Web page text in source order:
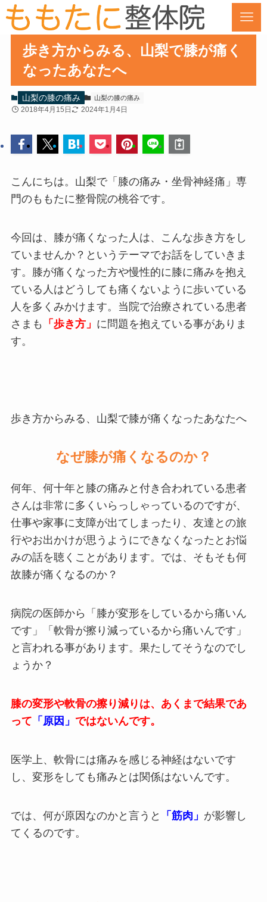
歩き方からみる、山梨で膝が痛く
なったあなたへ
山梨の膝の痛み 山梨の膝の痛み
2018年4月15日 2024年1月4日
こんにちは。山梨で「膝の痛み・坐骨神経痛」専
門のももたに整骨院の桃谷です。
今回は、膝が痛くなった人は、こんな歩き方をし
ていませんか？というテーマでお話をしていきま
す。膝が痛くなった方や慢性的に膝に痛みを抱え
ている人はどうしても痛くないように歩いている
人を多くみかけます。当院で治療されている患者
さまも
「歩き方」 に問題を抱えている事がありま
す。
歩き方からみる、山梨で膝が痛くなったあなたへ
なぜ膝が痛くなるのか？
何年、何十年と膝の痛みと付き合われている患者
さんは非常に多くいらっしゃっているのですが、
仕事や家事に支障が出てしまったり、友達との旅
行やお出かけが思うようにできなくなったとお悩
みの話を聴くことがあります。では、そもそも何
故膝が痛くなるのか？
病院の医師から「膝が変形をしているから痛いん
です」「軟骨が擦り減っているから痛いんです」
と言われる事があります。果たしてそうなのでし
ょうか？
膝の変形や軟骨の擦り減りは、あくまで結果であ
って 「原因」 ではないんです。
医学上、軟骨には痛みを感じる神経はないです
し、変形をしても痛みとは関係はないんです。
では、何が原因なのかと言うと 「筋肉」 が影響し
てくるのです。